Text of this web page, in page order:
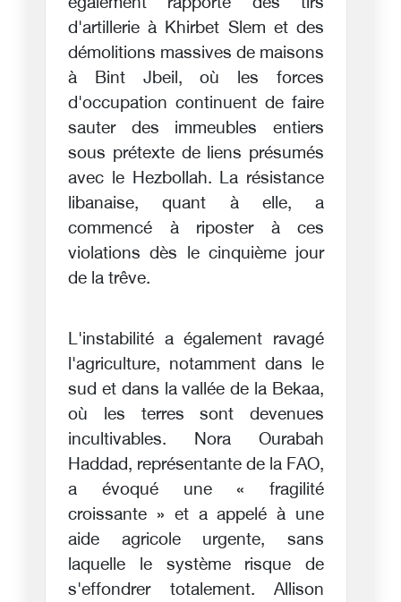
d'artillerie à Khirbet Slem et des
démolitions massives de maisons
à Bint Jbeil, où les forces
d'occupation continuent de faire
sauter des immeubles entiers
sous prétexte de liens présumés
avec le Hezbollah. La résistance
libanaise, quant à elle, a
commencé à riposter à ces
violations dès le cinquième jour
de la trêve.
L'instabilité a également ravagé
l'agriculture, notamment dans le
sud et dans la vallée de la Bekaa,
où les terres sont devenues
incultivables. Nora Ourabah
Haddad, représentante de la FAO,
a évoqué une « fragilité
croissante » et a appelé à une
aide agricole urgente, sans
laquelle le système risque de
s'effondrer totalement. Allison